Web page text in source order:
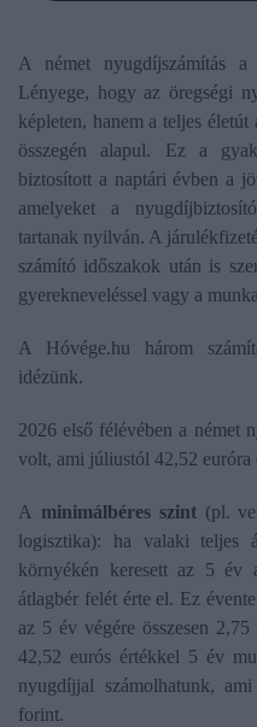
A német nyugdíjszámítás a
Lényege, hogy az öregségi
képleten, hanem a teljes életút
összegén alapul. Ez a
biztosított a naptári évben a
amelyeket a
tartanak nyilván. A
számító időszakok után is
gyerekneveléssel vagy a
A Hóvége.hu három
idézünk.
2026 első félévében a német
volt, ami júliustól 42,52 euróra
A minimálbéres szint(pl.
logisztika): ha valaki teljes
környékén keresett az 5 év
átlagbér felét érte el. Ez
az 5 év végére összesen
42,52 eurós értékkel 5 év
nyugdíjjal számolhatunk,
forint.